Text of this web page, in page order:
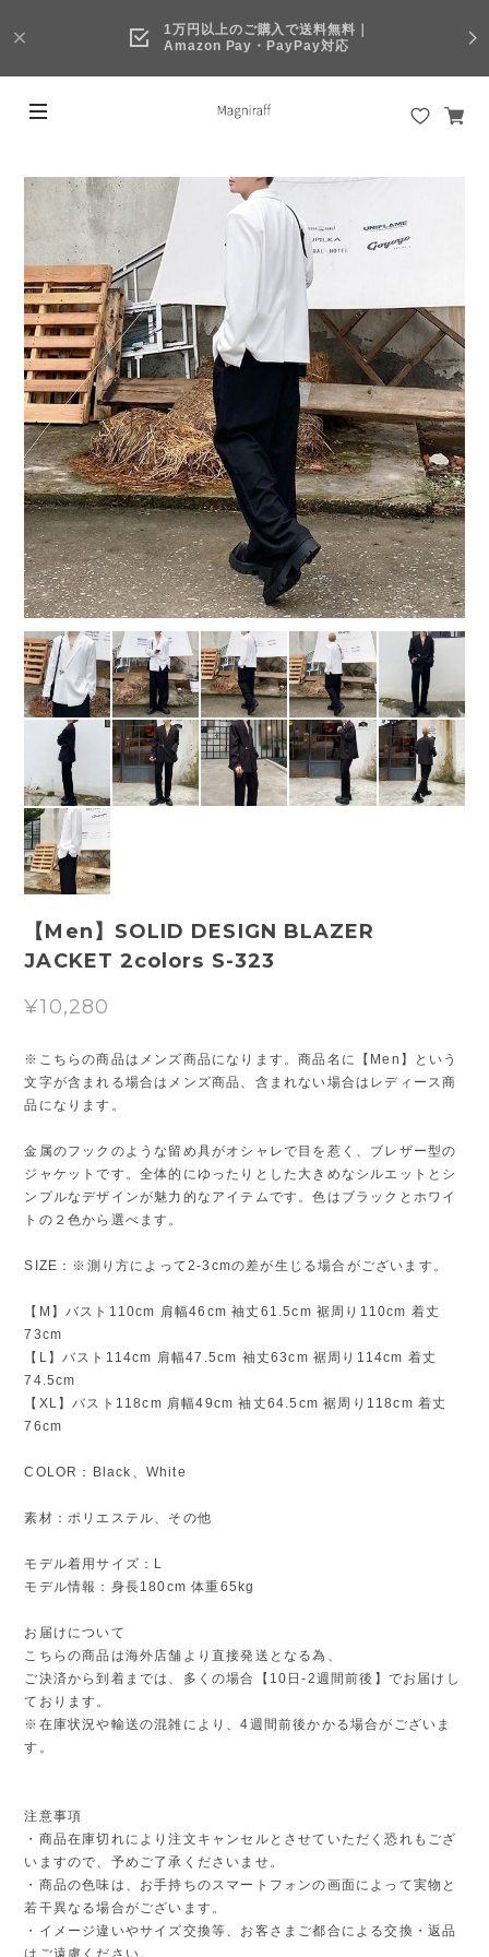
1万円以上のご購入で送料無料｜
Amazon Pay・PayPay対応
【Men】SOLID DESIGN BLAZER
JACKET 2colors S-323
¥10,280
※こちらの商品はメンズ商品になります。商品名に【Men】という
文字が含まれる場合はメンズ商品、含まれない場合はレディース商
品になります。
金属のフックのような留め具がオシャレで目を惹く、ブレザー型の
ジャケットです。全体的にゆったりとした大きめなシルエットとシ
ンプルなデザインが魅力的なアイテムです。色はブラックとホワイ
トの２色から選べます。
SIZE：※測り方によって2-3cmの差が生じる場合がございます。
【M】バスト110cm 肩幅46cm 袖丈61.5cm 裾周り110cm 着丈
73cm
【L】バスト114cm 肩幅47.5cm 袖丈63cm 裾周り114cm 着丈
74.5cm
【XL】バスト118cm 肩幅49cm 袖丈64.5cm 裾周り118cm 着丈
76cm
COLOR：Black、White
素材：ポリエステル、その他
モデル着用サイズ：L
モデル情報：身長180cm 体重65kg
お届けについて
こちらの商品は海外店舗より直接発送となる為、
ご決済から到着までは、多くの場合【10日-2週間前後】でお届けし
ております。
※在庫状況や輸送の混雑により、4週間前後かかる場合がございま
す。
注意事項
・商品在庫切れにより注文キャンセルとさせていただく恐れもござ
いますので、予めご了承くださいませ。
・商品の色味は、お手持ちのスマートフォンの画面によって実物と
若干異なる場合がございます。
・イメージ違いやサイズ交換等、お客さまご都合による交換・返品
はご遠慮ください。